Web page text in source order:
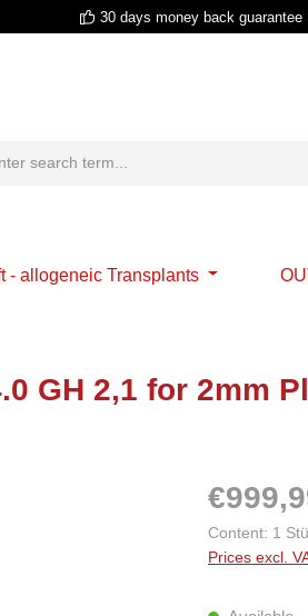
30 days money back guarantee
- allogeneic Transplants
GH 2,1 for 2mm
Content: 1
Prices excl.